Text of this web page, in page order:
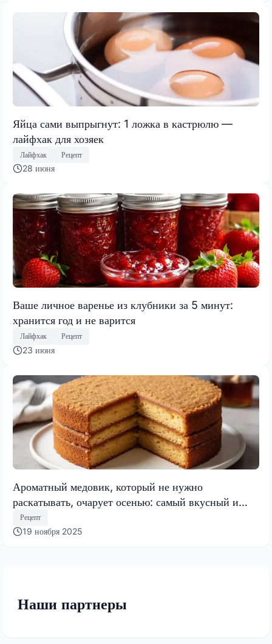
Яйца сами выпрыгнут: 1 ложка в кастрюлю —
лайфхак для хозяек
Лайфхак Рецепт
28 июня
Ваше личное варенье из клубники за 5 минут:
хранится год и не варится
Лайфхак Рецепт
23 июня
Ароматный медовик, который не нужно
раскатывать, очарует осенью: самый вкусный и
быстрый торт 2025 года
Рецепт
19 ноября 2025
Наши партнеры